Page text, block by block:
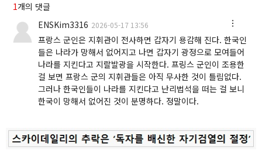
1개의 댓글
ENSKim3316 2026-05-17 13:56
프랑스 군인은 지휘관이 전사하면 갑자기 용감해 진다. 한국인
들은 나라가 망해서 없어지고 나면 갑자기 광정으로 모여들어
나라를 지킨다고 지랄발광을 시작한다. 프링스 군인이 조용한
걸 보면 프랑스 군의 지휘관들은 아직 무사한 것이 틀림없다.
그러나 한국인들이 나라를 지킨다고 난리법석을 떠는 걸 보니
한국이 망해서 없어진 것이 분명하다. 정말이다.